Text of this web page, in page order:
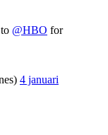
@HBO for
4 januari